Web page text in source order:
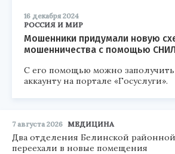
16 декабря 2024
РОССИЯ И МИР
Мошенники придумали новую
мошенничества с помощью
С его помощью можно заполучить
аккаунту на портале «Госуслуги».
7 августа 2026 МЕДИЦИНА
Два отделения Белинской
переехали в новые помещения